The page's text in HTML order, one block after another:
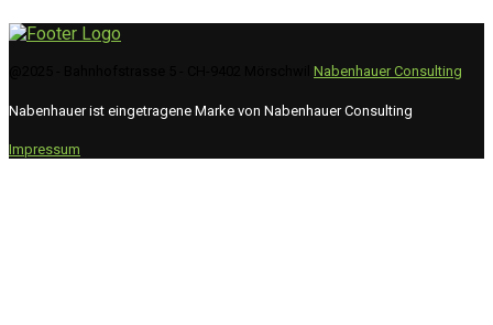
Nabenhauer Consulting
Nabenhauer ist eingetragene Marke von Nabenhauer Consulting
Impressum